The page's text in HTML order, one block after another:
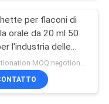
per flaconi di
orale da 20 ml 50
l'industria delle
di bodybuilding